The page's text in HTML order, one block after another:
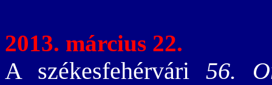
2013. március 22.
A székesfehérvári 56.